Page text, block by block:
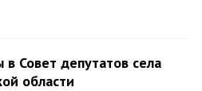
Совет депутатов села
области